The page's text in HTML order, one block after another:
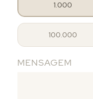
1.000
100.000
MENSAGEM